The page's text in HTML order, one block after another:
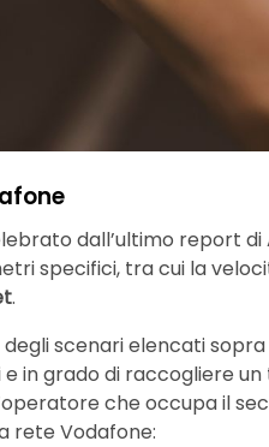
dall’ultimo report
specifici, tra cui la
.
scenari elencati
in grado di raccogliere
che occupa il
rete Vodafone: